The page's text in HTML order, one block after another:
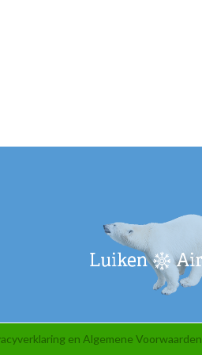
en Algemene Voorwaarden